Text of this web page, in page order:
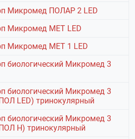
Микромед ПОЛАР 2 LED
Микромед МЕТ LED
Микромед МЕТ 1 LED
биологический Микромед 3
биологический Микромед 3
LED) тринокулярный
биологический Микромед 3
Н) тринокулярный